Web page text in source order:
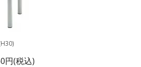
円(税込)